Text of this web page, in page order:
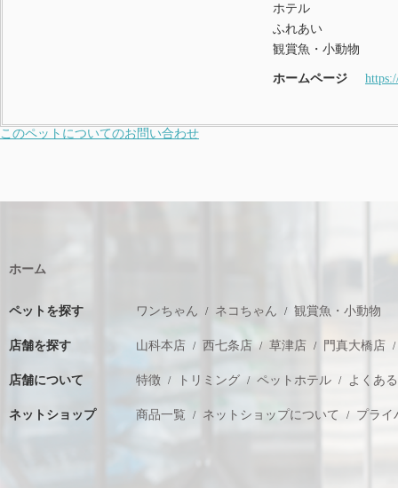
ホテル
ふれあい
観賞魚・小動物
ホームページ
このペットについてのお問い合わせ
ホーム
ペットを探す ワンちゃん ネコちゃん 観賞魚・小動物
店舗を探す 山科本店 西七条店 草津店 門真大橋店
店舗について 特徴 トリミング ペットホテル よくあ
ネットショップ 商品一覧 ネットショップについて プライ